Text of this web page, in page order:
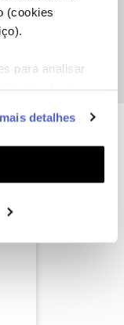
(cookies
para analisar
e
seus interesses
Pode gerir a
detalhes